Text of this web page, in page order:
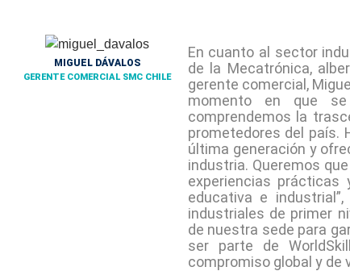
MIGUEL DÁVALOS
GERENTE COMERCIAL SMC CHILE
En cuanto al sector
de la Mecatrónica,
gerente comercial,
momento en que se
comprendemos la
prometedores del país.
última generación y
industria. Queremos
experiencias prácticas
educativa e
industriales de primer
de nuestra sede para
ser parte de
compromiso global y de